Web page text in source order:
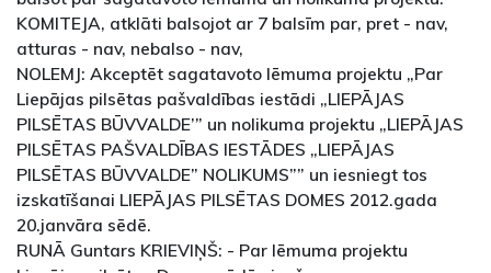
KOMITEJA, atklāti balsojot ar 7 balsīm par, pret - nav,
atturas - nav, nebalso - nav,
NOLEMJ: Akceptēt sagatavoto lēmuma projektu „Par
Liepājas pilsētas pašvaldības iestādi „LIEPĀJAS
PILSĒTAS BŪVVALDE’” un nolikuma projektu „LIEPĀJAS
PILSĒTAS PAŠVALDĪBAS IESTĀDES „LIEPĀJAS
PILSĒTAS BŪVVALDE” NOLIKUMS”” un iesniegt tos
izskatīšanai LIEPĀJAS PILSĒTAS DOMES 2012.gada
20.janvāra sēdē.
RUNĀ Guntars KRIEVIŅŠ: - Par lēmuma projektu